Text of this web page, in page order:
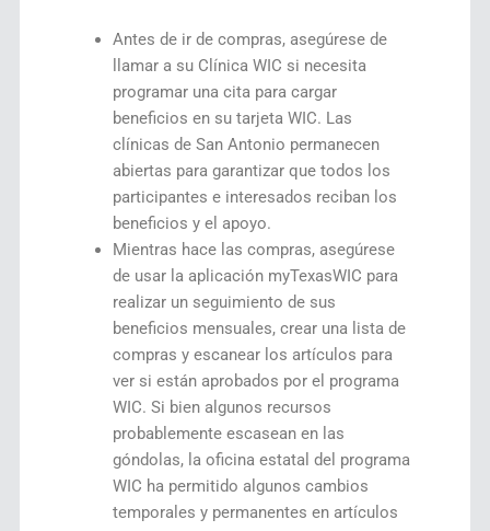
Antes de ir de compras, asegúrese de
llamar a su Clínica WIC si necesita
programar una cita para cargar
beneficios en su tarjeta WIC. Las
clínicas de San Antonio permanecen
abiertas para garantizar que todos los
participantes e interesados reciban los
beneficios y el apoyo.
Mientras hace las compras, asegúrese
de usar la aplicación myTexasWIC para
realizar un seguimiento de sus
beneficios mensuales, crear una lista de
compras y escanear los artículos para
ver si están aprobados por el programa
WIC. Si bien algunos recursos
probablemente escasean en las
góndolas, la oficina estatal del programa
WIC ha permitido algunos cambios
temporales y permanentes en artículos